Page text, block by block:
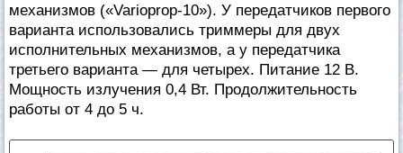
механизмов («Varioprop-10»). У передатчиков первого
варианта использовались триммеры для двух
исполнительных механизмов, а у передатчика
третьего варианта — для четырех. Питание 12 В.
Мощность излучения 0,4 Вт. Продолжительность
работы от 4 до 5 ч.